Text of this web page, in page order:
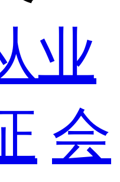
业
会